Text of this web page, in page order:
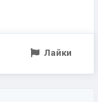
Лайки